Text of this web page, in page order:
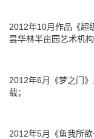
2012年10月作品《超
昙华林半亩园艺术机构
2012年6月《梦之门
载；
2012年5月《鱼我所